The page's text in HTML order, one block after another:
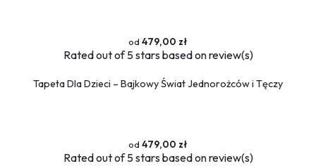
479,00 zł
Ratedout of 5 stars based onreview(s)
Tapeta Dla Dzieci – Bajkowy Świat Jednorożców i Tęczy
479,00 zł
Ratedout of 5 stars based onreview(s)